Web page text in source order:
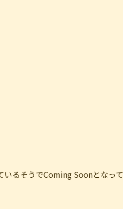
るそうでComing Soonとなって